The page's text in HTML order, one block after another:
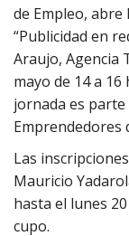
de Empleo,
“Publicidad en
Araujo, Agencia
mayo de 14 a
jornada es parte
Emprendedores
Las
Mauricio
hasta el lunes
cupo.